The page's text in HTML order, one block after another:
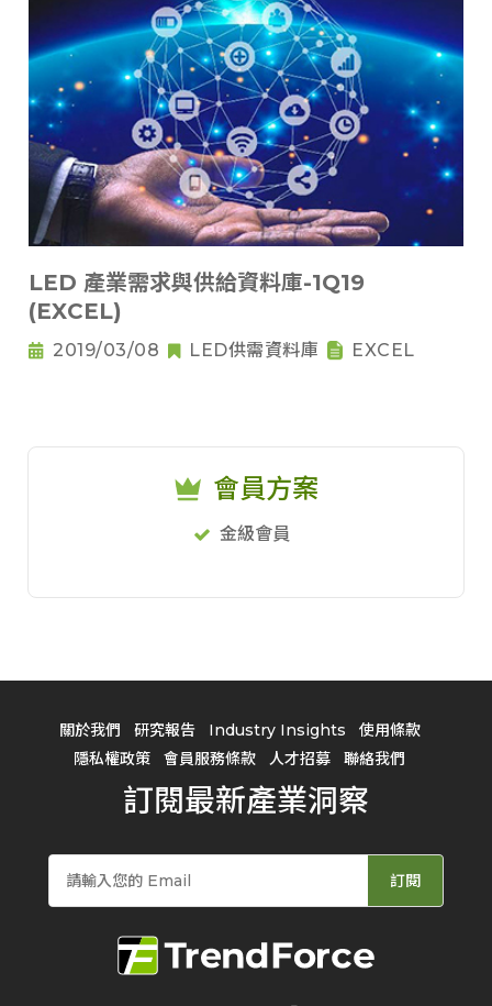
LED 產業需求與供給資料庫-1Q19
(EXCEL)
2019/03/08 LED供需資料庫 EXCEL
會員方案
金級會員
關於我們 研究報告 Industry Insights
使用條款
隱私權政策
會員服務條款 人才招募 聯絡我們
訂閱最新產業洞察
訂閱